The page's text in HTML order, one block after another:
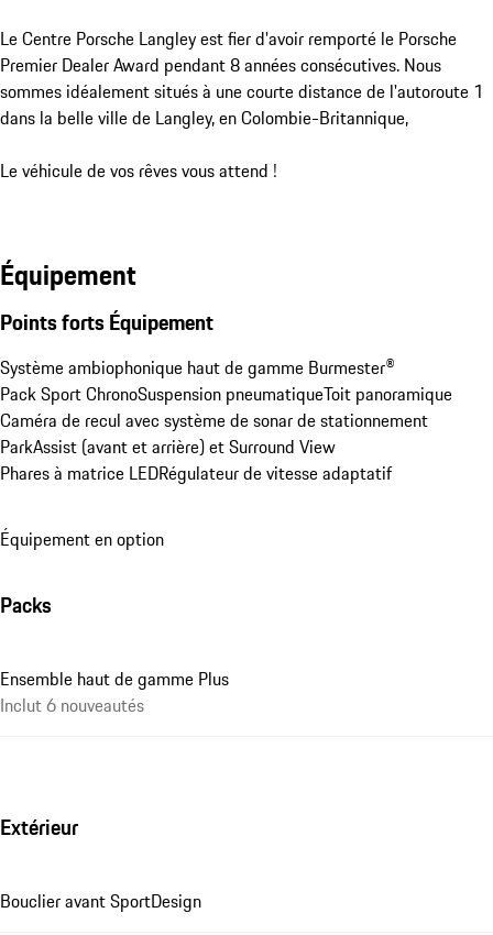
Le Centre Porsche Langley est fier d'avoir remporté le Porsche
Premier Dealer Award pendant 8 années consécutives. Nous
sommes idéalement situés à une courte distance de l'autoroute 1
dans la belle ville de Langley, en Colombie-Britannique,
Le véhicule de vos rêves vous attend !
Équipement
Points forts Équipement
Système ambiophonique haut de gamme Burmester®
Pack Sport ChronoSuspension pneumatiqueToit panoramique
Caméra de recul avec système de sonar de stationnement
ParkAssist (avant et arrière) et Surround View
Phares à matrice LEDRégulateur de vitesse adaptatif
Équipement en option
Packs
Ensemble haut de gamme Plus
Inclut 6 nouveautés
Extérieur
Bouclier avant SportDesign